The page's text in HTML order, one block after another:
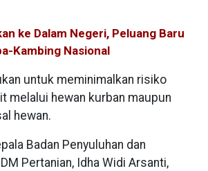
ke Dalam Negeri, Peluang Baru
Kambing Nasional
untuk meminimalkan risiko
melalui hewan kurban maupun
hewan.
Badan Penyuluhan dan
Pertanian, Idha Widi Arsanti,